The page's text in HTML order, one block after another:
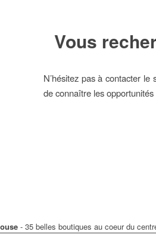
Vous
N’hésitez pas à contacter
de connaître les opportunités
- 35 belles boutiques au coeur du